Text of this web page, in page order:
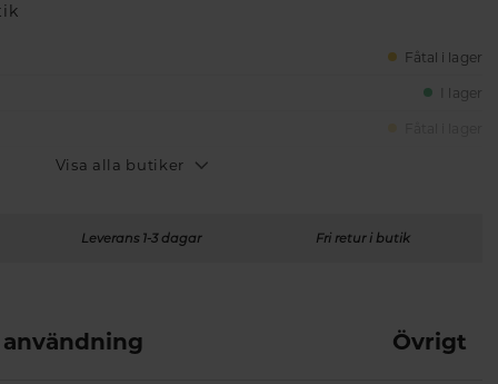
Fåtal i lager
I lager
Visa alla butiker
Leverans 1-3 dagar Fri retur i butik
Övrigt